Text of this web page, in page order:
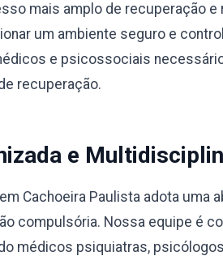
mais amplo de recuperação e
um ambiente seguro e
e psicossociais
recuperação.
e
Cachoeira Paulista adota uma
compulsória. Nossa equipe é
médicos psiquiatras,